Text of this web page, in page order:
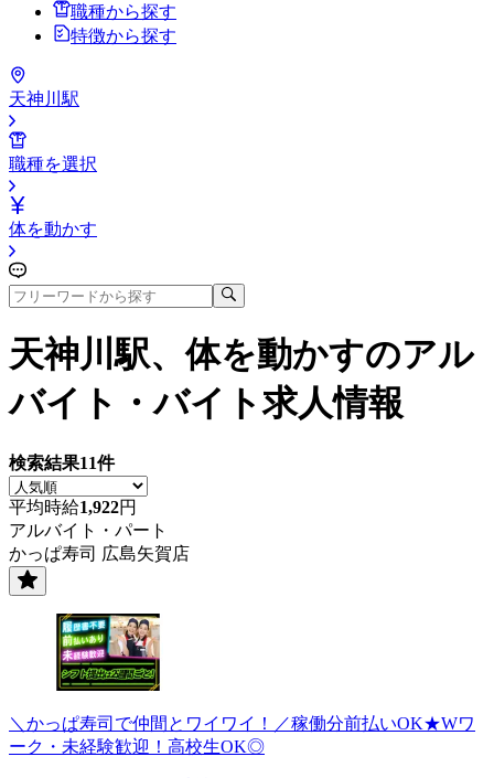
職種から探す
特徴から探す
天神川駅
職種を選択
体を動かす
天神川駅、体を動かすのアル
バイト・バイト求人情報
検索結果11件
平均時給1,922円
アルバイト・パート
かっぱ寿司 広島矢賀店
＼かっぱ寿司で仲間とワイワイ！／稼働分前払いOK★Wワ
ーク・未経験歓迎！高校生OK◎